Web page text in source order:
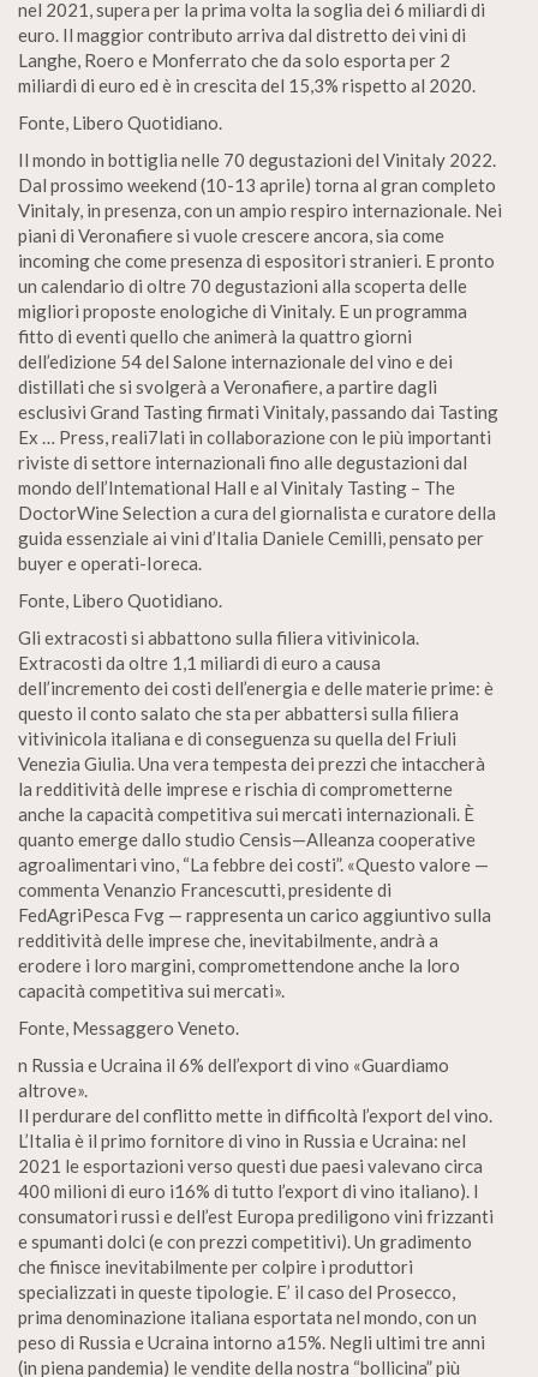
nel 2021, supera per la prima volta la soglia dei 6 miliardi di
euro. Il maggior contributo arriva dal distretto dei vini di
Langhe, Roero e Monferrato che da solo esporta per 2
miliardi di euro ed è in crescita del 15,3% rispetto al 2020.
Fonte, Libero Quotidiano.
Il mondo in bottiglia nelle 70 degustazioni del Vinitaly 2022.
Dal prossimo weekend (10-13 aprile) torna al gran completo
Vinitaly, in presenza, con un ampio respiro internazionale. Nei
piani di Veronafiere si vuole crescere ancora, sia come
incoming che come presenza di espositori stranieri. E pronto
un calendario di oltre 70 degustazioni alla scoperta delle
migliori proposte enologiche di Vinitaly. E un programma
fitto di eventi quello che animerà la quattro giorni
dell’edizione 54 del Salone internazionale del vino e dei
distillati che si svolgerà a Veronafiere, a partire dagli
esclusivi Grand Tasting firmati Vinitaly, passando dai Tasting
Ex … Press, reali7lati in collaborazione con le più importanti
riviste di settore internazionali fino alle degustazioni dal
mondo dell’Intemational Hall e al Vinitaly Tasting – The
DoctorWine Selection a cura del giornalista e curatore della
guida essenziale ai vini d’Italia Daniele Cemilli, pensato per
buyer e operati-Ioreca.
Fonte, Libero Quotidiano.
Gli extracosti si abbattono sulla filiera vitivinicola.
Extracosti da oltre 1,1 miliardi di euro a causa
dell’incremento dei costi dell’energia e delle materie prime: è
questo il conto salato che sta per abbattersi sulla filiera
vitivinicola italiana e di conseguenza su quella del Friuli
Venezia Giulia. Una vera tempesta dei prezzi che intaccherà
la redditività delle imprese e rischia di comprometterne
anche la capacità competitiva sui mercati internazionali. È
quanto emerge dallo studio Censis—Alleanza cooperative
agroalimentari vino, “La febbre dei costi”. «Questo valore —
commenta Venanzio Francescutti, presidente di
FedAgriPesca Fvg — rappresenta un carico aggiuntivo sulla
redditività delle imprese che, inevitabilmente, andrà a
erodere i loro margini, compromettendone anche la loro
capacità competitiva sui mercati».
Fonte, Messaggero Veneto.
n Russia e Ucraina il 6% dell’export di vino «Guardiamo
altrove».
Il perdurare del conflitto mette in difficoltà l’export del vino.
L’Italia è il primo fornitore di vino in Russia e Ucraina: nel
2021 le esportazioni verso questi due paesi valevano circa
400 milioni di euro i16% di tutto l’export di vino italiano). I
consumatori russi e dell’est Europa prediligono vini frizzanti
e spumanti dolci (e con prezzi competitivi). Un gradimento
che finisce inevitabilmente per colpire i produttori
specializzati in queste tipologie. E’ il caso del Prosecco,
prima denominazione italiana esportata nel mondo, con un
peso di Russia e Ucraina intorno a15%. Negli ultimi tre anni
(in piena pandemia) le vendite della nostra “bollicina” più